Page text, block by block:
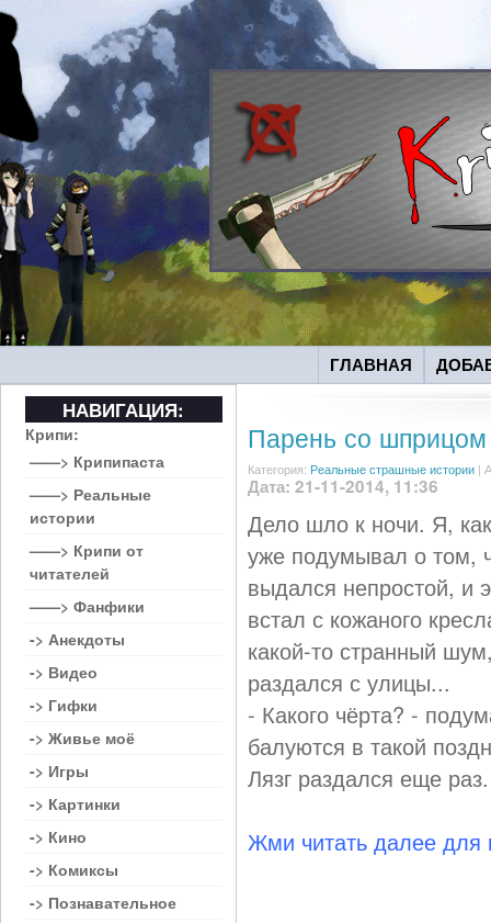
ГЛАВНАЯ
Парень со шприцом
Категория: Реальные страшные истории |
Дата: 21-11-2014, 11:36
Дело шло к ночи. Я,
уже подумывал о том,
выдался непростой, и
встал с кожаного
какой-то странный
раздался с улицы...
- Какого чёрта? -
балуются в такой
Лязг раздался еще раз.
Жми читать далее для
НАВИГАЦИЯ:
Крипи:
——> Крипипаста
——> Реальные
истории
——> Крипи от
читателей
——> Фанфики
-> Анекдоты
-> Видео
-> Гифки
-> Живье моё
-> Игры
-> Картинки
-> Кино
-> Комиксы
-> Познавательное